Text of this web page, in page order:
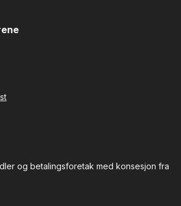
og betalingsforetak med konsesjon fra